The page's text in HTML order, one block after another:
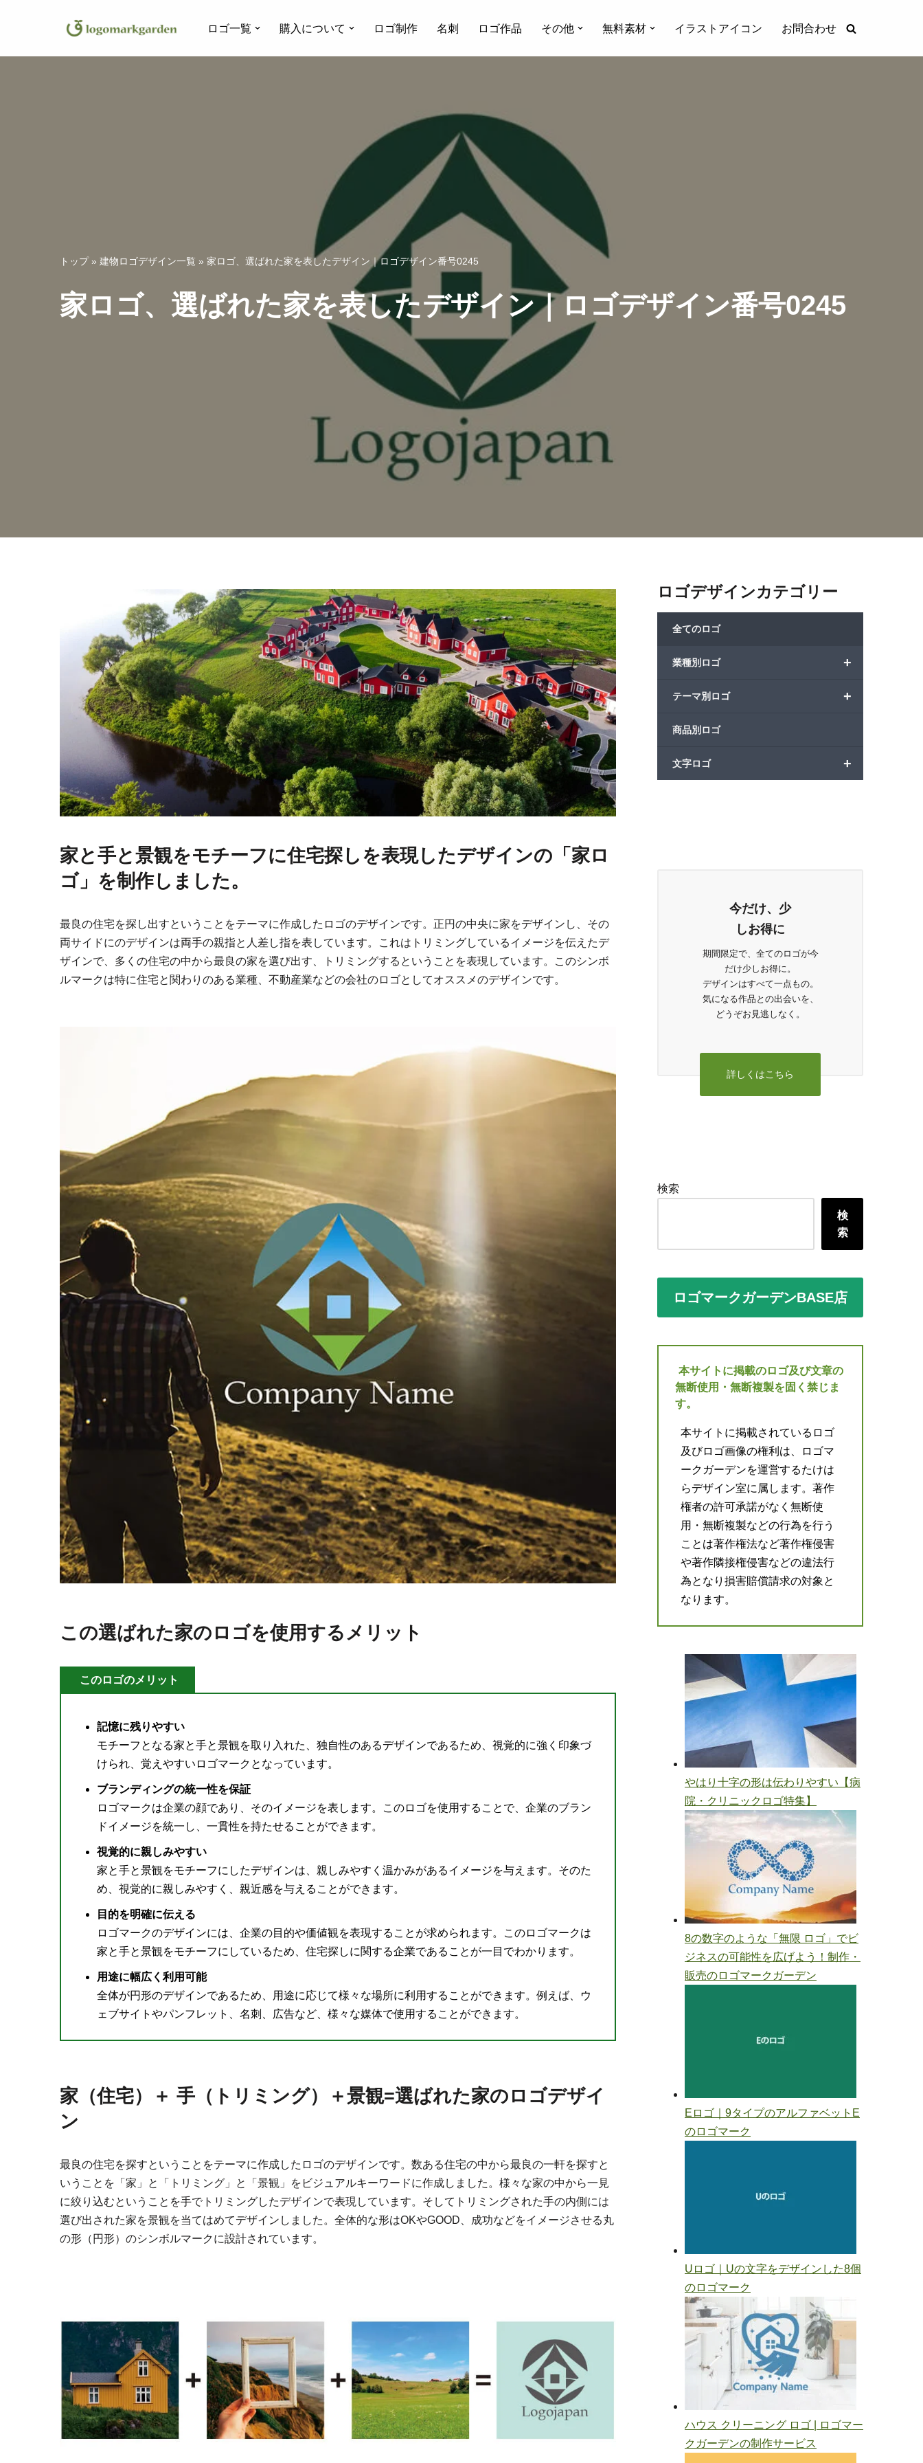
ン
ロゴ一覧 購入について ロゴ制作 名刺 ロゴ作品 その他 無料素材 イラストアイコン お問合わせ
トップ» 建物ロゴデザイン一覧 » 家ロゴ、選ばれた家を表したデザイン｜ロゴデザイン番号0245
家ロゴ、選ばれた家を表したデザイン｜ロゴデザイン番号0245
家と手と景観をモチーフに住宅探しを表現したデザインの「家ロ
ゴ」を制作しました。
最良の住宅を探し出すということをテーマに作成したロゴのデザインです。正円の中央に家をデザインし、その
両サイドにのデザインは両手の親指と人差し指を表しています。これはトリミングしているイメージを伝えたデ
ザインで、多くの住宅の中から最良の家を選び出す、トリミングするということを表現しています。このシンボ
ルマークは特に住宅と関わりのある業種、不動産業などの会社のロゴとしてオススメのデザインです。
この選ばれた家のロゴを使用するメリット
このロゴのメリット
記憶に残りやすい
モチーフとなる家と手と景観を取り入れた、独自性のあるデザインであるため、視覚的に強く印象づ
けられ、覚えやすいロゴマークとなっています。
ブランディングの統一性を保証
ロゴマークは企業の顔であり、そのイメージを表します。このロゴを使用することで、企業のブラン
ドイメージを統一し、一貫性を持たせることができます。
視覚的に親しみやすい
家と手と景観をモチーフにしたデザインは、親しみやすく温かみがあるイメージを与えます。そのた
め、視覚的に親しみやすく、親近感を与えることができます。
目的を明確に伝える
ロゴマークのデザインには、企業の目的や価値観を表現することが求められます。このロゴマークは
家と手と景観をモチーフにしているため、住宅探しに関する企業であることが一目でわかります。
用途に幅広く利用可能
全体が円形のデザインであるため、用途に応じて様々な場所に利用することができます。例えば、ウ
ェブサイトやパンフレット、名刺、広告など、様々な媒体で使用することができます。
家（住宅）＋ 手（トリミング）＋景観=選ばれた家のロゴデザイ
ン
最良の住宅を探すということをテーマに作成したロゴのデザインです。数ある住宅の中から最良の一軒を探すと
いうことを「家」と「トリミング」と「景観」をビジュアルキーワードに作成しました。様々な家の中から一見
に絞り込むということを手でトリミングしたデザインで表現しています。そしてトリミングされた手の内側には
選び出された家を景観を当てはめてデザインしました。全体的な形はOKやGOOD、成功などをイメージさせる丸
の形（円形）のシンボルマークに設計されています。
ロゴデザインカテゴリー
全てのロゴ
+
業種別ロゴ
+
テーマ別ロゴ
商品別ロゴ
+
文字ロゴ
今だけ、少
しお得に
期間限定で、全てのロゴが今
だけ少しお得に。
デザインはすべて一点もの。
気になる作品との出会いを、
どうぞお見逃しなく。
詳しくはこちら
検索
検
索
ロゴマークガーデンBASE店
本サイトに掲載のロゴ及び文章の
無断使用・無断複製を固く禁じま
す。
本サイトに掲載されているロゴ
及びロゴ画像の権利は、ロゴマ
ークガーデンを運営するたけは
らデザイン室に属します。著作
権者の許可承諾がなく無断使
用・無断複製などの行為を行う
ことは著作権法など著作権侵害
や著作隣接権侵害などの違法行
為となり損害賠償請求の対象と
なります。